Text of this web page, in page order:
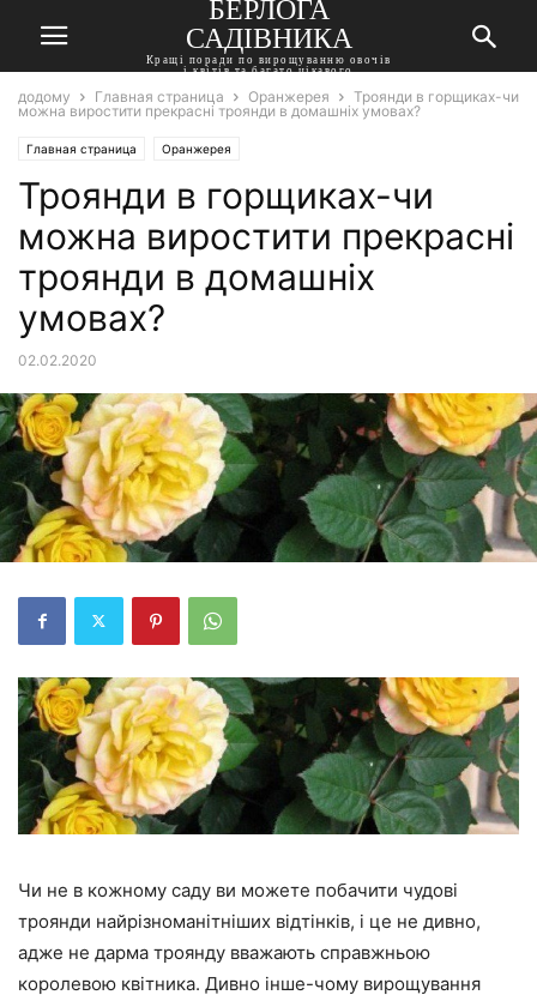
БЕРЛОГА
САДІВНИКА
Кращі поради по вирощуванню овочів
і квітів та багато цікавого
додому Главная страница Оранжерея
Троянди в горщиках-чи
можна виростити прекрасні троянди в домашніх умовах?
Главная страница Оранжерея
Троянди в горщиках-чи
можна виростити прекрасні
троянди в домашніх
умовах?
02.02.2020
Чи не в кожному саду ви можете побачити чудові
троянди найрізноманітніших відтінків, і це не дивно,
адже не дарма троянду вважають справжньою
королевою квітника. Дивно інше-чому вирощування